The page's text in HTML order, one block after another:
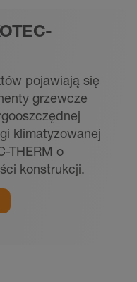
pojawiają się
grzewcze
klimatyzowanej
THERM o
konstrukcji.